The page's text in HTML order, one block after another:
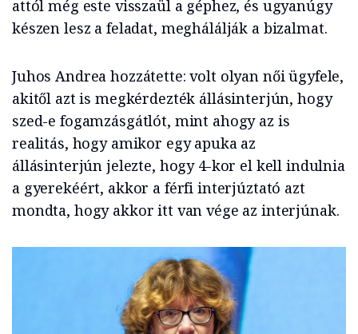
attól még este visszaül a géphez, és ugyanúgy
készen lesz a feladat, meghálálják a bizalmat.
Juhos Andrea hozzátette: volt olyan női ügyfele,
akitől azt is megkérdezték állásinterjún, hogy
szed-e fogamzásgátlót, mint ahogy az is
realitás, hogy amikor egy apuka az
állásinterjún jelezte, hogy 4-kor el kell indulnia
a gyerekéért, akkor a férfi interjúztató azt
mondta, hogy akkor itt van vége az interjúnak.